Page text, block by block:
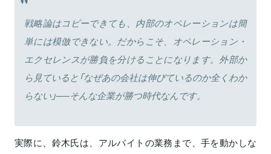
戦略論はコピーできても、内部のオペレーションは簡
単には模倣できない。だからこそ、オペレーション・
エクセレンスが勝負を分けることになります。外部か
ら見ていると「なぜあの会社は伸びているのか全くわか
らない」──そんな企業が勝つ時代なんです。
実際に、鈴木氏は、アルバイトの業務まで、手を動かしな